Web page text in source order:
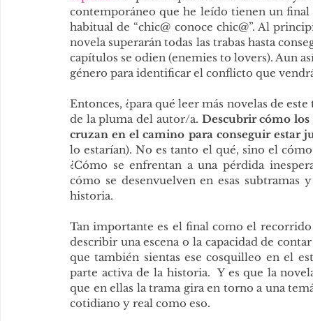
contemporáneo que he leído tienen un
habitual de “chic@ conoce chic@”. Al
novela superarán todas las trabas hasta
capítulos se odien (enemies to lovers). Aun
género para identificar el conflicto que
Entonces, ¿para qué leer más novelas de
de la pluma del autor/a. Descubrir cómo los
cruzan en el camino para conseguir estar
lo estarían). No es tanto el qué, sino el
¿Cómo se enfrentan a una pérdida
cómo se desenvuelven en esas
historia.
Tan importante es el final como el recorrido
describir una escena o la capacidad de
que también sientas ese cosquilleo en el
parte activa de la historia.  Y es que la
que en ellas la trama gira en torno a una
cotidiano y real como eso.